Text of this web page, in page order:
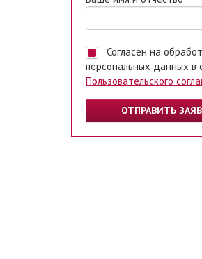
Согласен на обработку персональных
персональных данных в
Пользовательского